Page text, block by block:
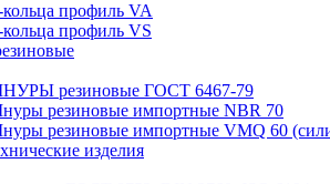
профиль VA
профиль VS
резиновые ГОСТ 6467-79
резиновые импортные NBR 70
резиновые импортные VMQ 60
изделия